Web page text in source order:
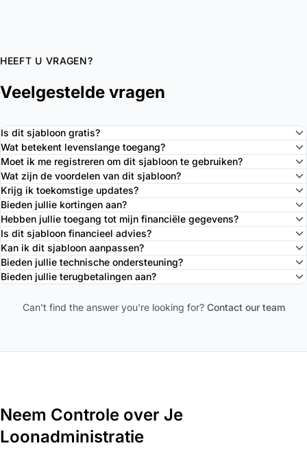
HEEFT U VRAGEN?
Veelgestelde vragen
Is dit sjabloon gratis?
Wat betekent levenslange toegang?
Moet ik me registreren om dit sjabloon te gebruiken?
Wat zijn de voordelen van dit sjabloon?
Krijg ik toekomstige updates?
Bieden jullie kortingen aan?
Hebben jullie toegang tot mijn financiële gegevens?
Is dit sjabloon financieel advies?
Kan ik dit sjabloon aanpassen?
Bieden jullie technische ondersteuning?
Bieden jullie terugbetalingen aan?
Can't find the answer you're looking for? Contact our team
Neem Controle over Je
Loonadministratie